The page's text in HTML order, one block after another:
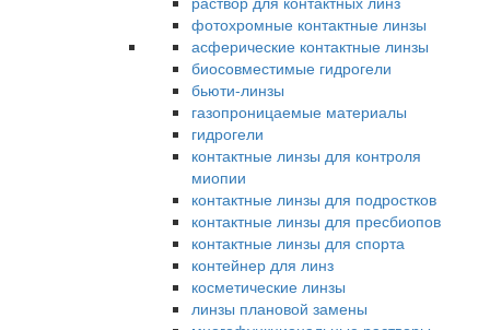
фотохромные контактные линзы
асферические контактные линзы
биосовместимые гидрогели
бьюти-линзы
газопроницаемые материалы
гидрогели
контактные линзы для контроля
миопии
контактные линзы для подростков
контактные линзы для пресбиопов
контактные линзы для спорта
контейнер для линз
косметические линзы
линзы плановой замены